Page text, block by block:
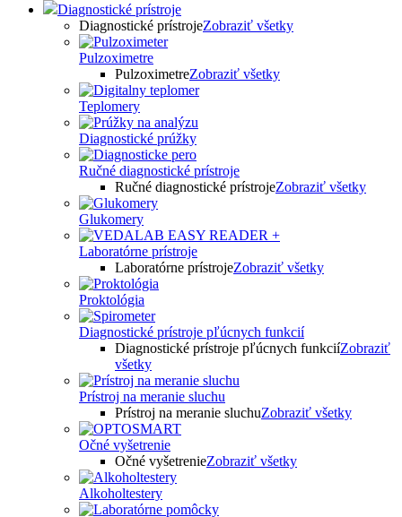
Diagnostické prístroje
Diagnostické prístrojeZobraziť všetky
Pulzoximetre
PulzoximetreZobraziť všetky
Teplomery
Diagnostické prúžky
Ručné diagnostické prístroje
Ručné diagnostické prístrojeZobraziť všetky
Glukomery
Laboratórne prístroje
Laboratórne prístrojeZobraziť všetky
Proktológia
Diagnostické prístroje pľúcnych funkcií
Diagnostické prístroje pľúcnych funkciíZobraziť
všetky
Prístroj na meranie sluchu
Prístroj na meranie sluchuZobraziť všetky
Očné vyšetrenie
Očné vyšetrenieZobraziť všetky
Alkoholtestery